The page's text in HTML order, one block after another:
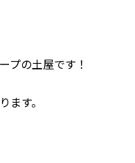
プの土屋です！
ます。